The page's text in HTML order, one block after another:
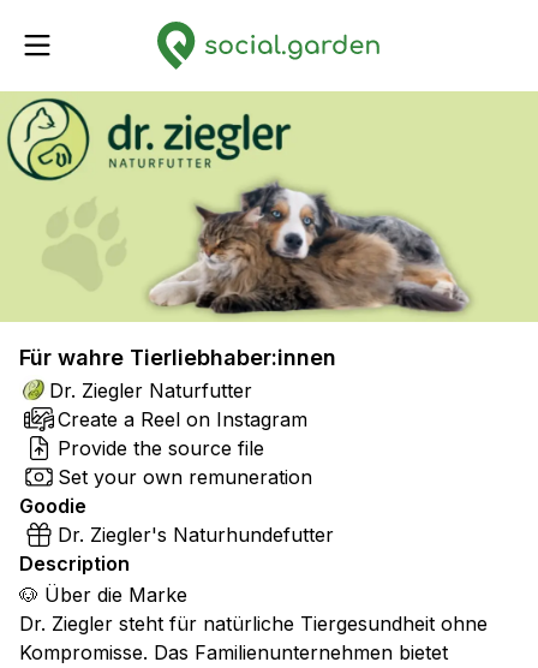
Für wahre Tierliebhaber:innen
Dr. Ziegler Naturfutter
Create a Reel on Instagram
Provide the source file
Set your own remuneration
Goodie
Dr. Ziegler's Naturhundefutter
Description
🐶 Über die Marke
Dr. Ziegler steht für natürliche Tiergesundheit ohne
Kompromisse. Das Familienunternehmen bietet